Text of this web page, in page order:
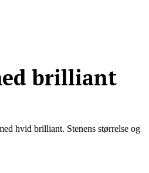
brilliant
hvid brilliant. Stenens størrelse og